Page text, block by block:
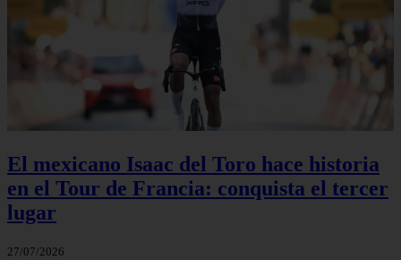
El mexicano Isaac del Toro hace historia
en el Tour de Francia: conquista el tercer
lugar
27/07/2026